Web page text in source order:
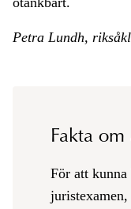
Petra Lundh,
Fakta
För att